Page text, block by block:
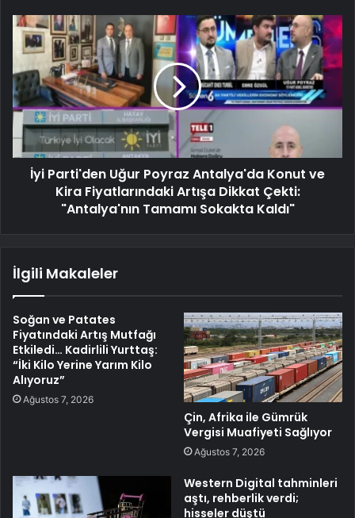
İyi Parti'den Uğur Poyraz Antalya'da Konut ve
Kira Fiyatlarındaki Artışa Dikkat Çekti:
"Antalya'nın Tamamı Sokakta Kaldı"
İlgili Makaleler
Soğan ve Patates
Fiyatındaki Artış Mutfağı
Etkiledi… Kadirlili Yurttaş:
“İki Kilo Yerine Yarım Kilo
Alıyoruz”
Ağustos 7, 2026
Çin, Afrika ile Gümrük
Vergisi Muafiyeti Sağlıyor
Ağustos 7, 2026
Western Digital tahminleri
aştı, rehberlik verdi;
hisseler düştü